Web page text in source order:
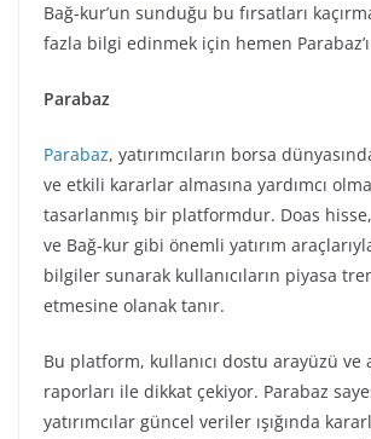
Bağ-kur’un sunduğu bu fırsatları
fazla bilgi edinmek için hemen
Parabaz
Parabaz, yatırımcıların borsa
ve etkili kararlar almasına yardımcı
tasarlanmış bir platformdur. Doas
ve Bağ-kur gibi önemli yatırım
bilgiler sunarak kullanıcıların piyasa
etmesine olanak tanır.
Bu platform, kullanıcı dostu arayüzü ve
raporları ile dikkat çekiyor. Parabaz
yatırımcılar güncel veriler ışığında